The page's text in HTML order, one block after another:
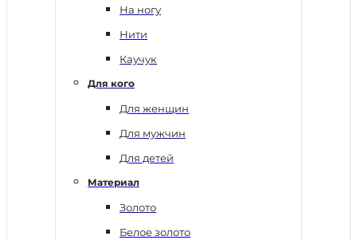
На ногу
Нити
Каучук
Для кого
Для женщин
Для мужчин
Для детей
Материал
Золото
Белое золото